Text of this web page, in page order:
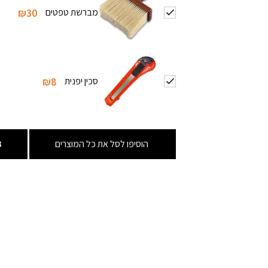
מברשת טפטים ₪30
סכין יפנית ₪8
הוסיפו לסל את כל המוצרים